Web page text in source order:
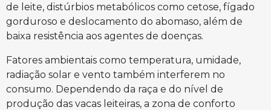
de leite, distúrbios metabólicos como cetose, fígado
gorduroso e deslocamento do abomaso, além de
baixa resistência aos agentes de doenças.
Fatores ambientais como temperatura, umidade,
radiação solar e vento também interferem no
consumo. Dependendo da raça e do nível de
produção das vacas leiteiras, a zona de conforto